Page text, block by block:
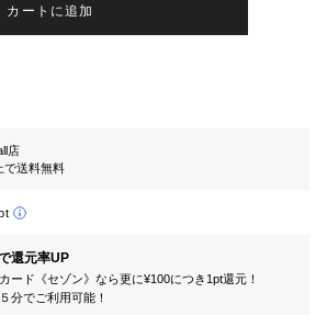
カートに追加
店
で送料無料
還元率UP
ード《セゾン》なら更に¥100につき1pt還元！
分でご利用可能！